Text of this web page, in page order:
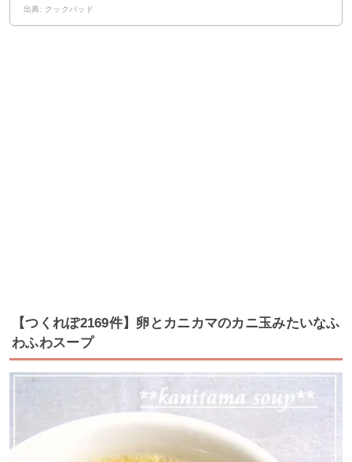
出典: クックパッド
【つくれぽ2169件】卵とカニカマのカニ玉みたいなふ
わふわスープ